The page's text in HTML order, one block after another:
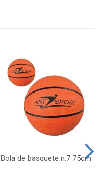
Bola de basquete n.7 75cm